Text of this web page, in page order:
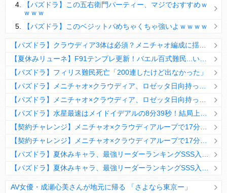
【パズドラ】この五右衛門パーティー、マジでおすすめｗ
ｗｗｗ
【パズドラ】このベジットパめちゃくちゃ強いよｗｗｗｗ
【パズドラ】フィリス難民死亡「200連したけど出なかった」
AV女優・成瀬心美さんが地元に帰る 「さよなら東京ー」